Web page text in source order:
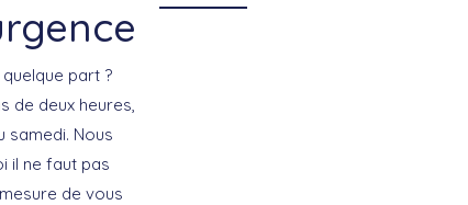
part ?
de deux heures,
samedi. Nous
il ne faut pas
de vous